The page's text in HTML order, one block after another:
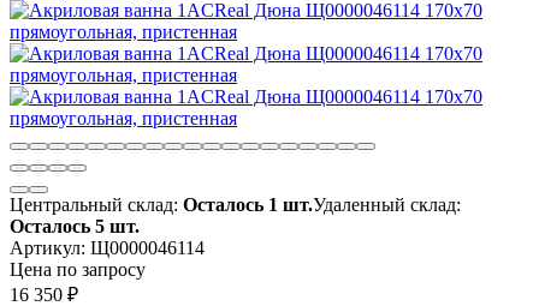
Центральный склад: Осталось 1 шт.Удаленный склад:
Осталось 5 шт.
Артикул: Щ0000046114
Цена по запросу
16 350 ₽